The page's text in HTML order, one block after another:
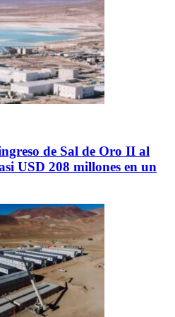
de Sal de Oro II al
USD 208 millones en un